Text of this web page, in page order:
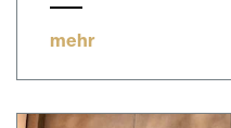
mehr